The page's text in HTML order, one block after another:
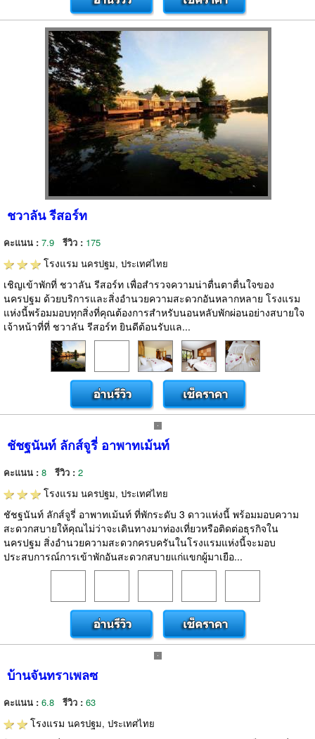
ชวาลัน รีสอร์ท
คะแนน : 7.9 รีวิว : 175
โรงแรม นครปฐม, ประเทศไทย
เชิญเข้าพักที่ ชวาลัน รีสอร์ท เพื่อสำรวจความน่าตื่นตาตื่นใจของ
นครปฐม ด้วยบริการและสิ่งอำนวยความสะดวกอันหลากหลาย โรงแรม
แห่งนี้พร้อมมอบทุกสิ่งที่คุณต้องการสำหรับนอนหลับพักผ่อนอย่างสบายใจ
เจ้าหน้าที่ที่ ชวาลัน รีสอร์ท ยินดีต้อนรับแล...
ชัชฐนันท์ ลักส์จูรี่ อาพาทเม้นท์
คะแนน : 8 รีวิว : 2
โรงแรม นครปฐม, ประเทศไทย
ชัชฐนันท์ ลักส์จูรี่ อาพาทเม้นท์ ที่พักระดับ 3 ดาวแห่งนี้ พร้อมมอบความ
สะดวกสบายให้คุณไม่ว่าจะเดินทางมาท่องเที่ยวหรือติดต่อธุรกิจใน
นครปฐม สิ่งอำนวยความสะดวกครบครันในโรงแรมแห่งนี้จะมอบ
ประสบการณ์การเข้าพักอันสะดวกสบายแก่แขกผู้มาเยือ...
บ้านจันทราเพลซ
คะแนน : 6.8 รีวิว : 63
โรงแรม นครปฐม, ประเทศไทย